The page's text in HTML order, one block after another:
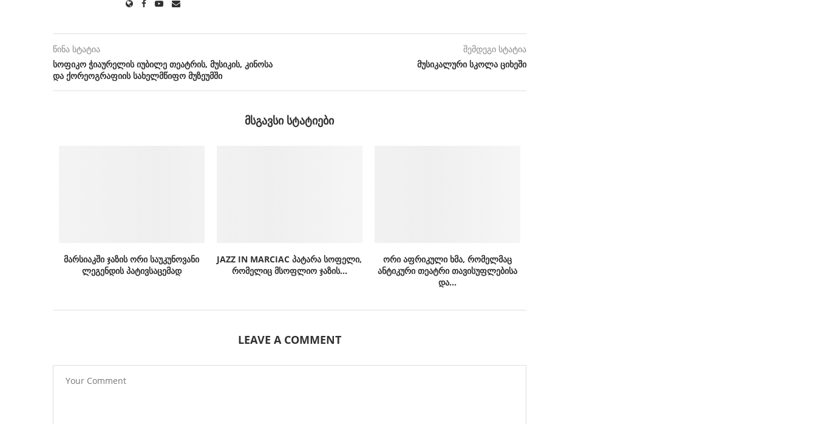
წინა სტატია
სოფიკო ჭიაურელის იუბილე თეატრის, მუსიკის, კინოსა
და ქორეოგრაფიის სახელმწიფო მუზეუმში
შემდეგი სტატია
მუსიკალური სკოლა ციხეში
ᲛᲡᲒᲐᲕᲡᲘ ᲡᲢᲐᲢᲘᲔᲑᲘ
მარსიაკში ჯაზის ორი საუკუნოვანი
ლეგენდის პატივსაცემად
JAZZ IN MARCIAC პატარა სოფელი,
რომელიც მსოფლიო ჯაზის...
ორი აფრიკული ხმა, რომელმაც
ანტიკური თეატრი თავისუფლებისა
და...
LEAVE A COMMENT